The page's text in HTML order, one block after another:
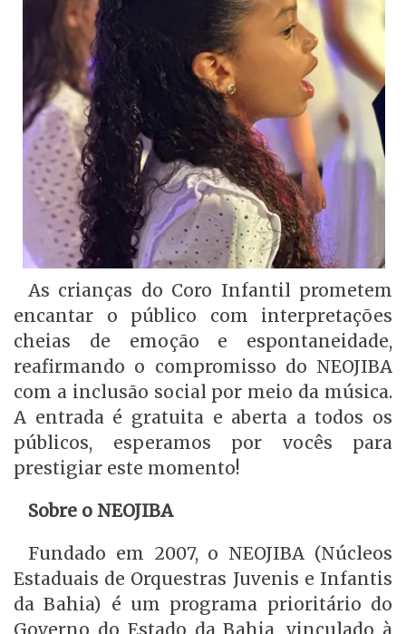
As crianças do Coro Infantil prometem
encantar o público com interpretações
cheias de emoção e espontaneidade,
reafirmando o compromisso do NEOJIBA
com a inclusão social por meio da música.
A entrada é gratuita e aberta a todos os
públicos, esperamos por vocês para
prestigiar este momento!
Sobre o NEOJIBA
Fundado em 2007, o NEOJIBA (Núcleos
Estaduais de Orquestras Juvenis e Infantis
da Bahia) é um programa prioritário do